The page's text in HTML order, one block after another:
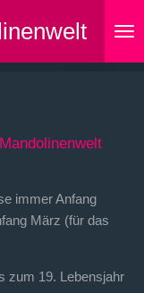
immer Anfang
März (für das
zum 19. Lebensjahr